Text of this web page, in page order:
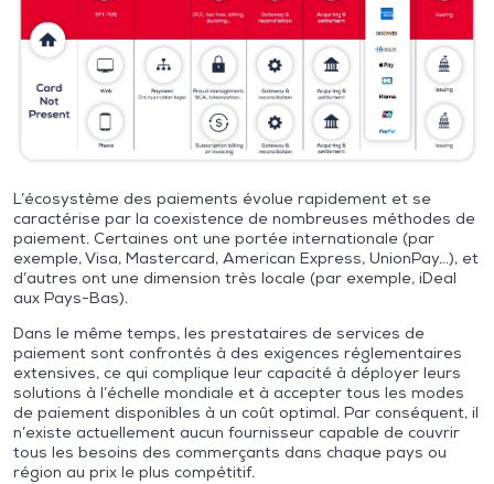
L’écosystème des paiements évolue rapidement et se
caractérise par la coexistence de nombreuses méthodes de
paiement. Certaines ont une portée internationale (par
exemple, Visa, Mastercard, American Express, UnionPay…), et
d’autres ont une dimension très locale (par exemple, iDeal
aux Pays-Bas).
Dans le même temps, les prestataires de services de
paiement sont confrontés à des exigences réglementaires
extensives, ce qui complique leur capacité à déployer leurs
solutions à l’échelle mondiale et à accepter tous les modes
de paiement disponibles à un coût optimal. Par conséquent, il
n’existe actuellement aucun fournisseur capable de couvrir
tous les besoins des commerçants dans chaque pays ou
région au prix le plus compétitif.